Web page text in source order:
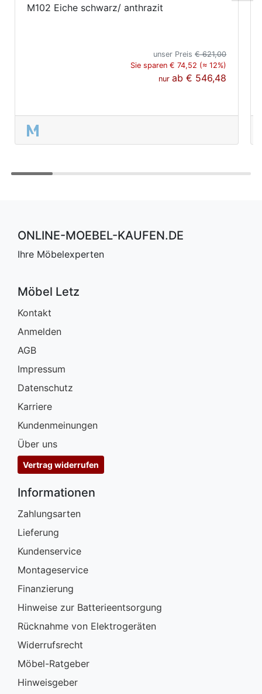
M102 Eiche schwarz/ anthrazit
unser Preis€ 621,00
Sie sparen € 74,52 (≈ 12%)
nurab€ 546,48
ONLINE-MOEBEL-KAUFEN.DE
Ihre Möbelexperten
Möbel Letz
Kontakt
Anmelden
AGB
Impressum
Datenschutz
Karriere
Kundenmeinungen
Über uns
Vertrag widerrufen
Informationen
Zahlungsarten
Lieferung
Kundenservice
Montageservice
Finanzierung
Hinweise zur Batterieentsorgung
Rücknahme von Elektrogeräten
Widerrufsrecht
Möbel-Ratgeber
Hinweisgeber